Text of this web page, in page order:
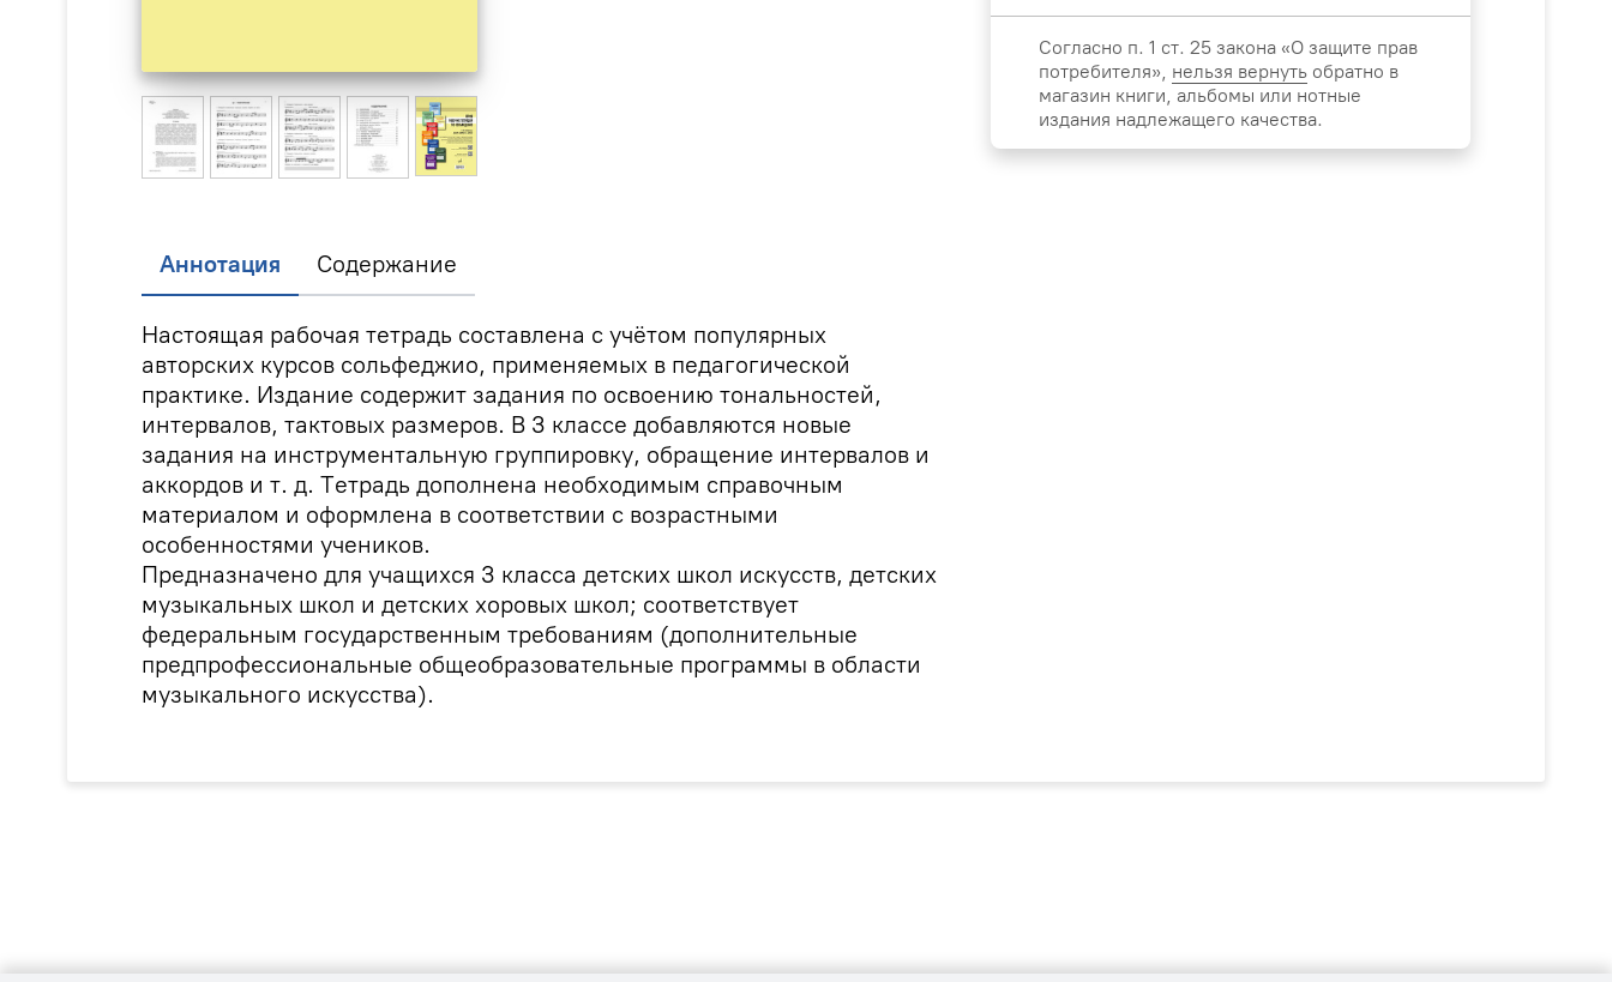
Согласно п. 1 ст. 25 закона «О защите прав
потребителя», нельзя вернуть обратно в
магазин книги, альбомы или нотные
издания надлежащего качества.
Аннотация Содержание
Настоящая рабочая тетрадь составлена с учётом популярных
авторских курсов сольфеджио, применяемых в педагогической
практике. Издание содержит задания по освоению тональностей,
интервалов, тактовых размеров. В 3 классе добавляются новые
задания на инструментальную группировку, обращение интервалов и
аккордов и т. д. Тетрадь дополнена необходимым справочным
материалом и оформлена в соответствии с возрастными
особенностями учеников.
Предназначено для учащихся 3 класса детских школ искусств, детских
музыкальных школ и детских хоровых школ; соответствует
федеральным государственным требованиям (дополнительные
предпрофессиональные общеобразовательные программы в области
музыкального искусства).